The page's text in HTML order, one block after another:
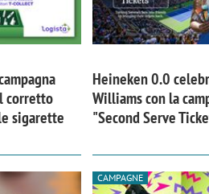
corretto
sigarette
Heineken 0.0
Williams con la
"Second Serve
CAMPAGNE